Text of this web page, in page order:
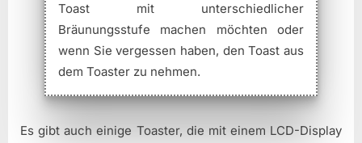
Toast mit unterschiedlicher
Bräunungsstufe machen möchten oder
wenn Sie vergessen haben, den Toast aus
dem Toaster zu nehmen.
Es gibt auch einige Toaster, die mit einem LCD-Display